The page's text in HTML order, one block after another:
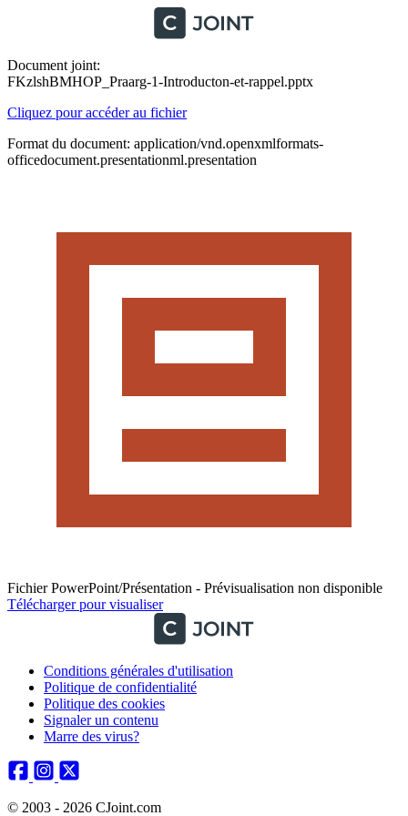
Document joint:
FKzlshBMHOP_Praarg-1-Introducton-et-rappel.pptx
Cliquez pour accéder au fichier
Format du document: application/vnd.openxmlformats-
officedocument.presentationml.presentation
Fichier PowerPoint/Présentation - Prévisualisation non disponible
Télécharger pour visualiser
Conditions générales d'utilisation
Politique de confidentialité
Politique des cookies
Signaler un contenu
Marre des virus?
© 2003 - 2026 CJoint.com